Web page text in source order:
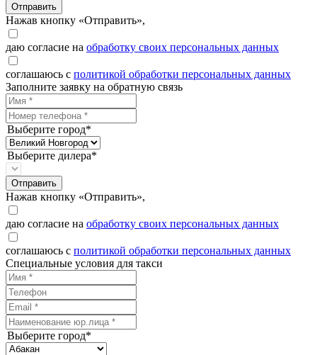
Отправить
Нажав кнопку «Отправить»,
даю согласие на обработку своих персональных данных
соглашаюсь с политикой обработки персональных данных
Заполните заявку на обратную связь
Выберите город*
Выберите дилера*
Отправить
Нажав кнопку «Отправить»,
даю согласие на обработку своих персональных данных
соглашаюсь с политикой обработки персональных данных
Специальные условия для такси
Выберите город*